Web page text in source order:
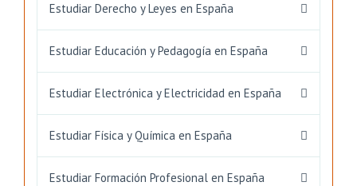
Estudiar Derecho y Leyes en España
Estudiar Educación y Pedagogía en España
Estudiar Electrónica y Electricidad en España
Estudiar Física y Química en España
Estudiar Formación Profesional en España